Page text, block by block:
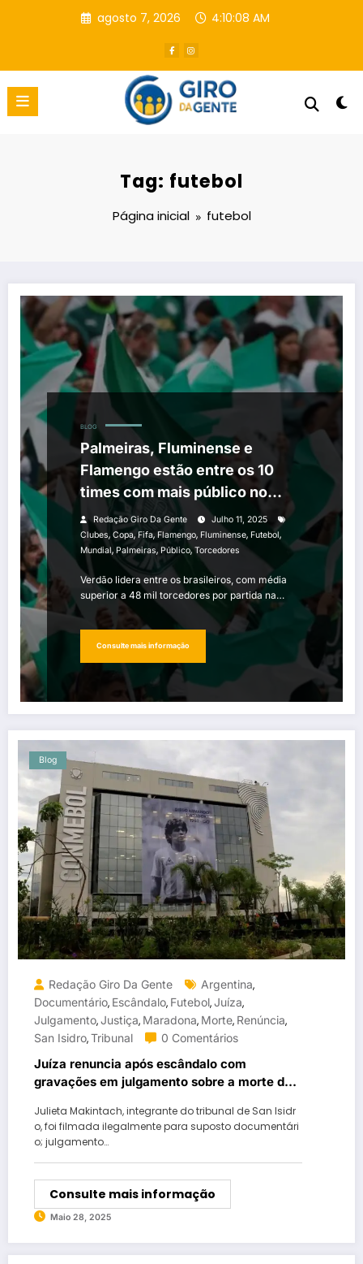
agosto 7, 2026 4:10:09 AM
Tag: futebol
Página inicial futebol
BLOG
Palmeiras, Fluminense e
Flamengo estão entre os 10
times com mais público no
Mundial
Redação Giro Da Gente
Julho 11, 2025
Clubes, Copa, Fifa, Flamengo, Fluminense, Futebol,
Mundial, Palmeiras, Público,Torcedores
Verdão lidera entre os brasileiros, com média
superior a 48 mil torcedores por partida na…
Consulte mais informação
Blog
Redação Giro Da Gente Argentina,
Documentário, Escândalo, Futebol,Juíza,
Julgamento,Justiça, Maradona, Morte, Renúncia,
San Isidro,Tribunal 0 Comentários
Juíza renuncia após escândalo com
gravações em julgamento sobre a morte de
Julieta Makintach, integrante do tribunal de San Isidr
o, foi filmada ilegalmente para suposto documentári
o; julgamento…
Consulte mais informação
Maio 28, 2025